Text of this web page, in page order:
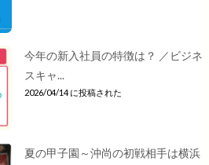
今年の新入社員の特徴は？ ／ビジネ
スキャ...
2026/04/14 に投稿された
夏の甲子園～沖尚の初戦相手は横浜